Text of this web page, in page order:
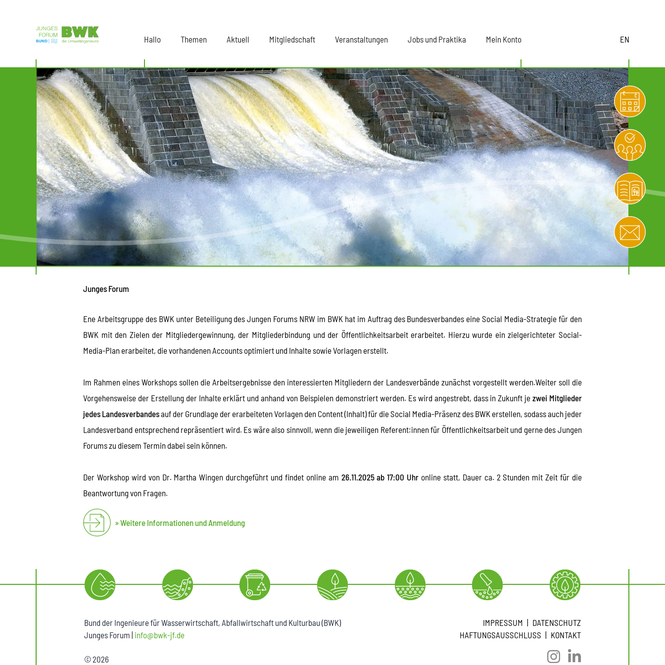
Hallo Themen Aktuell Mitgliedschaft Veranstaltungen Jobs und Praktika Mein Konto EN
Junges Forum
Ene Arbeitsgruppe des BWK unter Beteiligung des Jungen Forums NRW im BWK hat im Auftrag des Bundesverbandes eine Social Media-Strategie für den
BWK mit den Zielen der Mitgliedergewinnung, der Mitgliederbindung und der Öffentlichkeitsarbeit erarbeitet. Hierzu wurde ein zielgerichteter Social-
Media-Plan erarbeitet, die vorhandenen Accounts optimiert und Inhalte sowie Vorlagen erstellt.
Im Rahmen eines Workshops sollen die Arbeitsergebnisse den interessierten Mitgliedern der Landesverbände zunächst vorgestellt werden.Weiter soll die
Vorgehensweise der Erstellung der Inhalte erklärt und anhand von Beispielen demonstriert werden. Es wird angestrebt, dass in Zukunft jezwei Mitglieder
jedes Landesverbandesauf der Grundlage der erarbeiteten Vorlagen den Content (Inhalt) für die Social Media-Präsenz des BWK erstellen, sodass auch jeder
Landesverband entsprechend repräsentiert wird. Es wäre also sinnvoll, wenn die jeweiligen Referent:innen für Öffentlichkeitsarbeit und gerne des Jungen
Forums zu diesem Termin dabei sein können.
Der Workshop wird von Dr. Martha Wingen durchgeführt und findet online am 26.11.2025 ab 17:00 Uhr online statt, Dauer ca. 2 Stunden mit Zeit für die
Beantwortung von Fragen.
Weitere Informationen und Anmeldung
Bund der Ingenieure für Wasserwirtschaft, Abfallwirtschaft und Kulturbau (BWK)
Junges Forum | info@bwk-jf.de
© 2026
IMPRESSUM
DATENSCHUTZ
HAFTUNGSAUSSCHLUSS
KONTAKT